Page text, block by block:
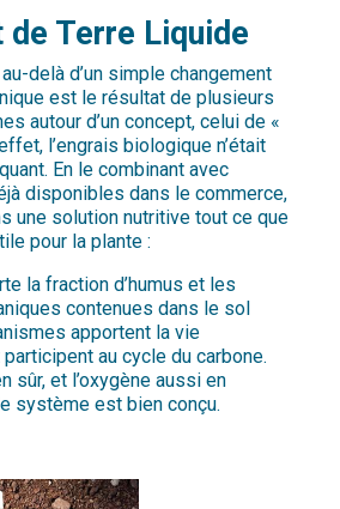
Terre Liquide
delà d’un simple changement
est le résultat de plusieurs
autour d’un concept, celui de «
l’engrais biologique n’était
En le combinant avec
disponibles dans le commerce,
une solution nutritive tout ce que
pour la plante :
la fraction d’humus et les
contenues dans le sol
apportent la vie
au cycle du carbone.
sûr, et l’oxygène aussi en
système est bien conçu.